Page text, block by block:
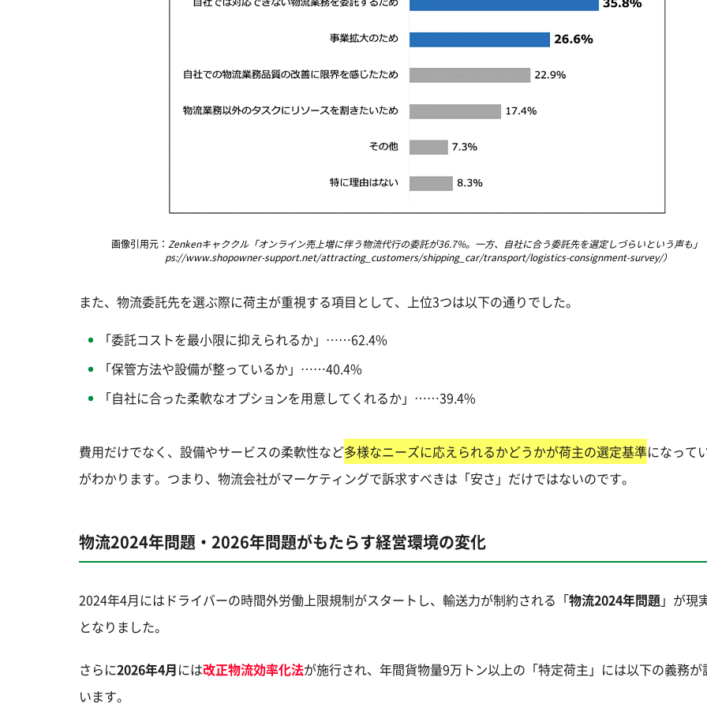
画像引用元： Zenkenキャククル「オンライン売上増に伴う物流代行の委託が36.7%。一方、自社に合う委託先を選定しづらいという声も
ps://www.shopowner-support.net/attracting_customers/shipping_car/transport/logistics-consignment-survey/）
また、物流委託先を選ぶ際に荷主が重視する項目として、上位3つは以下の通りでした。
「委託コストを最小限に抑えられるか」……62.4%
「保管方法や設備が整っているか」……40.4%
「自社に合った柔軟なオプションを用意してくれるか」……39.4%
費用だけでなく、設備やサービスの柔軟性など多様なニーズに応えられるかどうかが荷主の選定基準になって
がわかります。つまり、物流会社がマーケティングで訴求すべきは「安さ」だけではないのです。
物流2024年問題・2026年問題がもたらす経営環境の変化
2024年4月にはドライバーの時間外労働上限規制がスタートし、輸送力が制約される「物流2024年問題」が現
となりました。
さらに2026年4月には改正物流効率化法が施行され、年間貨物量9万トン以上の「特定荷主」には以下の義務が
います。